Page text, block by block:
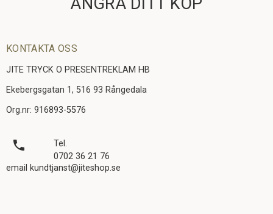
KONTAKTA OSS
JITE TRYCK O PRESENTREKLAM HB
Ekebergsgatan 1, 516 93 Rångedala
Org.nr: 916893-5576
local_phone
Tel.
0702 36 21 76
email kundtjanst@jiteshop.se